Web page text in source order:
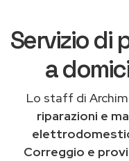
Servizio di
a
Lo staff di
riparazioni e
Correggio e